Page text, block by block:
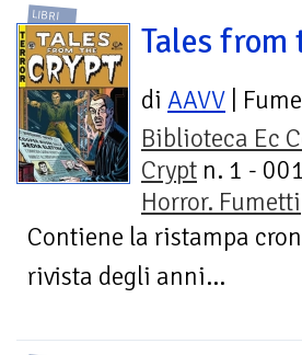
LIBRI
Tales from
di AAVV |
Biblioteca Ec
Crypt n. 1 -
Horror. Fumetti
Contiene la ristampa
rivista degli anni...